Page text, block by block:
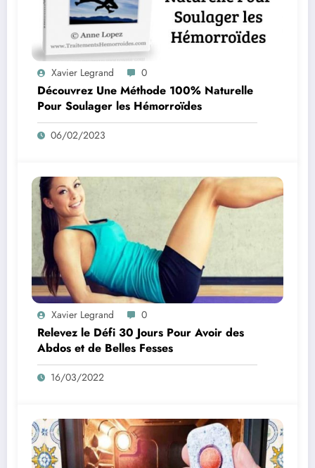
Xavier Legrand 0
Découvrez Une Méthode 100% Naturelle
Pour Soulager les Hémorroïdes
06/02/2023
Xavier Legrand 0
Relevez le Défi 30 Jours Pour Avoir des
Abdos et de Belles Fesses
16/03/2022